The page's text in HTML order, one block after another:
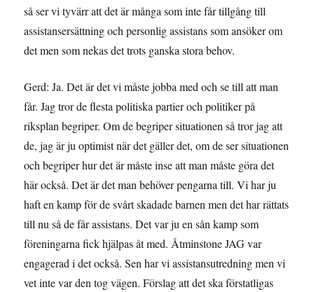
så ser vi tyvärr att det är många som inte får tillgång till
assistansersättning och personlig assistans som ansöker om
det men som nekas det trots ganska stora behov.
Gerd: Ja. Det är det vi måste jobba med och se till att man
får. Jag tror de flesta politiska partier och politiker på
riksplan begriper. Om de begriper situationen så tror jag att
de, jag är ju optimist när det gäller det, om de ser situationen
och begriper hur det är måste inse att man måste göra det
här också. Det är det man behöver pengarna till. Vi har ju
haft en kamp för de svårt skadade barnen men det har rättats
till nu så de får assistans. Det var ju en sån kamp som
föreningarna fick hjälpas åt med. Åtminstone JAG var
engagerad i det också. Sen har vi assistansutredning men vi
vet inte var den tog vägen. Förslag att det ska förstatligas